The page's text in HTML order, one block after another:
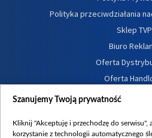
Polityka przeciwdziałania
Sklep TVP
Biuro
Oferta
Oferta
Dostępność
Procedura zgłoszeń
Szanujemy Twoją prywatność
Kliknij "Akceptuję i przechodzę do serwisu",
korzystanie z technologii automatycznego